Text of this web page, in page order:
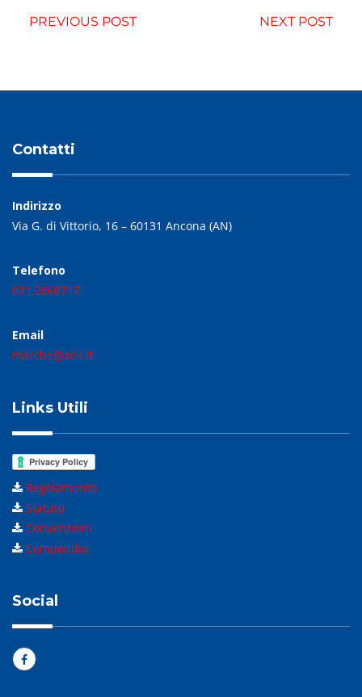
PREVIOUS POST NEXT POST
Contatti
Indirizzo
Via G. di Vittorio, 16 – 60131 Ancona (AN)
Telefono
071.2868717
Email
marche@acli.it
Links Utili
Regolamento
Statuto
Convenzioni
Compendio
Social